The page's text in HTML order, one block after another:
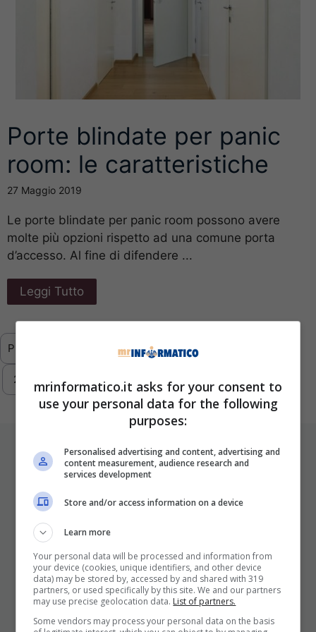
Porte blindate per panic
room: le caratteristiche
27 Maggio 2019
Le porte blindate per panic room possono avere
molte più opzioni rispetto ad una comune porta
d’accesso. Al fine di difendere ...
Leggi Tutto
Previous 3 4
293 Next
ULTIMI ARTICOLI
I Pro E I Contro Di Una Nuova Moda
Che Punta A Cambiare Il Tabacco
mrinformatico.it asks for your consent to
use your personal data for the following
purposes:
Personalised advertising and content, advertising and
content measurement, audience research and
services development
Store and/or access information on a device
Learn more
Your personal data will be processed and information from
your device (cookies, unique identifiers, and other device
data) may be stored by, accessed by and shared with 319
partners, or used specifically by this site. We and our partners
may use precise geolocation data. List of partners.
Some vendors may process your personal data on the basis